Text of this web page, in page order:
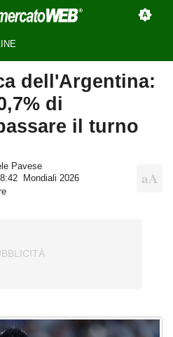
dell'Argentina:
di
il turno
Pavese
Mondiali 2026